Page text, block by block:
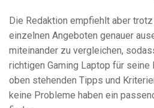
Die Redaktion empfiehlt aber
einzelnen Angeboten genauer
miteinander zu vergleichen,
richtigen Gaming Laptop für seine
oben stehenden Tipps und
keine Probleme haben ein